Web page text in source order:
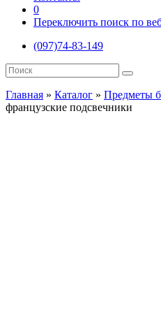
0
Переключить поиск по
(097)74-83-149
Главная » Каталог » Предметы
французские подсвечники